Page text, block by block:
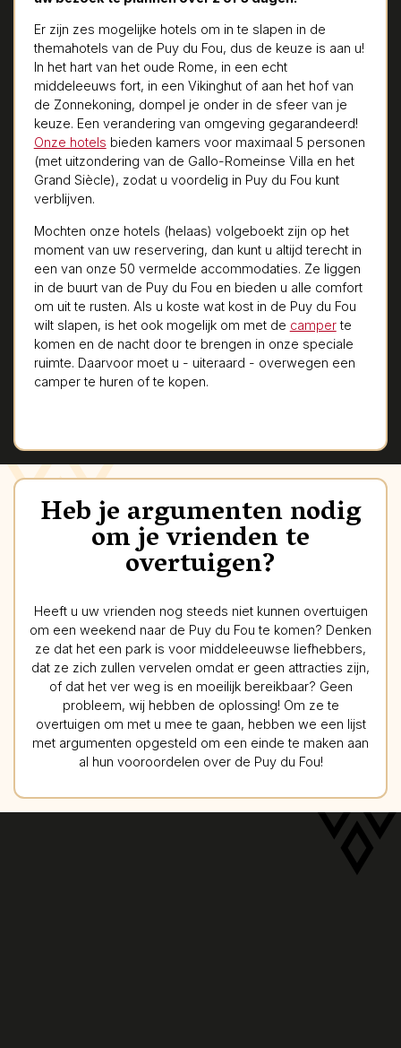
Er zijn zes mogelijke hotels om in te slapen in de
themahotels van de Puy du Fou, dus de keuze is aan u!
In het hart van het oude Rome, in een echt
middeleeuws fort, in een Vikinghut of aan het hof van
de Zonnekoning, dompel je onder in de sfeer van je
keuze. Een verandering van omgeving gegarandeerd!
Onze hotels bieden kamers voor maximaal 5 personen
(met uitzondering van de Gallo-Romeinse Villa en het
Grand Siècle), zodat u voordelig in Puy du Fou kunt
verblijven.
Mochten onze hotels (helaas) volgeboekt zijn op het
moment van uw reservering, dan kunt u altijd terecht in
een van onze 50 vermelde accommodaties. Ze liggen
in de buurt van de Puy du Fou en bieden u alle comfort
om uit te rusten. Als u koste wat kost in de Puy du Fou
wilt slapen, is het ook mogelijk om met de camperte
komen en de nacht door te brengen in onze speciale
ruimte. Daarvoor moet u - uiteraard - overwegen een
camper te huren of te kopen.
Heb je argumenten nodig
om je vrienden te
overtuigen?
Heeft u uw vrienden nog steeds niet kunnen overtuigen
om een weekend naar de Puy du Fou te komen? Denken
ze dat het een park is voor middeleeuwse liefhebbers,
dat ze zich zullen vervelen omdat er geen attracties zijn,
of dat het ver weg is en moeilijk bereikbaar? Geen
probleem, wij hebben de oplossing! Om ze te
overtuigen om met u mee te gaan, hebben we een lijst
met argumenten opgesteld om een einde te maken aan
al hun vooroordelen over de Puy du Fou!